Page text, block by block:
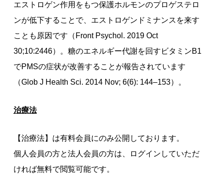
エストロゲン作用をもつ保護ホルモンのプロゲステロ
ンが低下することで、エストロゲンドミナンスを来す
ことも原因です（Front Psychol. 2019 Oct
30;10:2446）。糖のエネルギー代謝を回すビタミンB1
でPMSの症状が改善することが報告されています
（Glob J Health Sci. 2014 Nov; 6(6): 144–153）。
治療法
【治療法】は有料会員にのみ公開しております。
個人会員の方と法人会員の方は、ログインしていただ
ければ無料で閲覧可能です。